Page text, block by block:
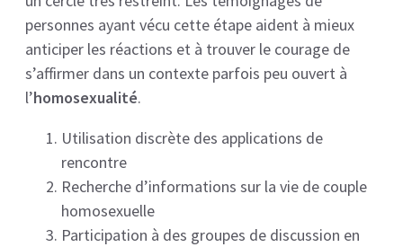
personnes ayant vécu cette étape aident à mieux
anticiper les réactions et à trouver le courage de
s’affirmer dans un contexte parfois peu ouvert à
l’homosexualité.
Utilisation discrète des applications de
rencontre
Recherche d’informations sur la vie de couple
homosexuelle
Participation à des groupes de discussion en